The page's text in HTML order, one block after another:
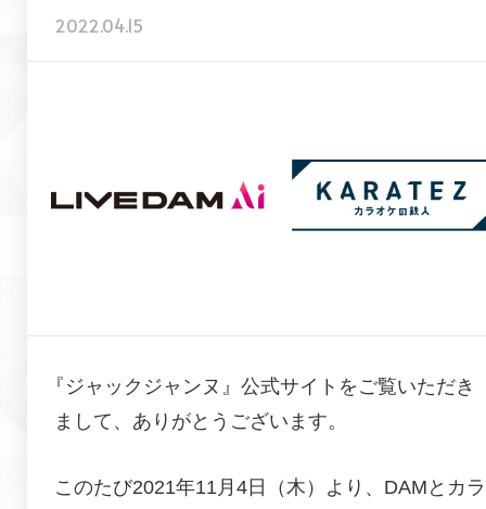
2022.04.15
『 ジャックジャンヌ 』公式サイトをご覧いただき
まして、ありがとうございます。
このたび2021年11月4日（木）より、DAMとカラ